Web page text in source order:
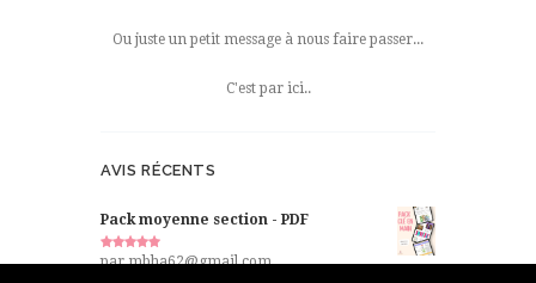
Ou juste un petit message à nous faire passer...
C'est par ici..
AVIS RÉCENTS
Pack moyenne section - PDF
Note 5
par mbha62@gmail.com